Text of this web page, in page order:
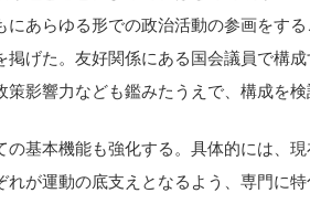
にあらゆる形での政治活動の参画をす
掲げた。友好関係にある国会議員で構
策影響力なども鑑みたうえで、構成を
の基本機能も強化する。具体的には、
れが運動の底支えとなるよう、専門に